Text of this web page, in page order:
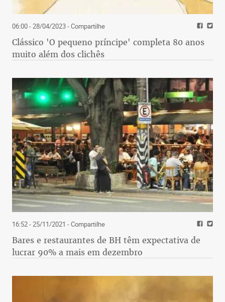
06:00 - 28/04/2023- Compartilhe
Clássico 'O pequeno príncipe' completa 80 anos
muito além dos clichês
16:52 - 25/11/2021 - Compartilhe
Bares e restaurantes de BH têm expectativa de
lucrar 90% a mais em dezembro